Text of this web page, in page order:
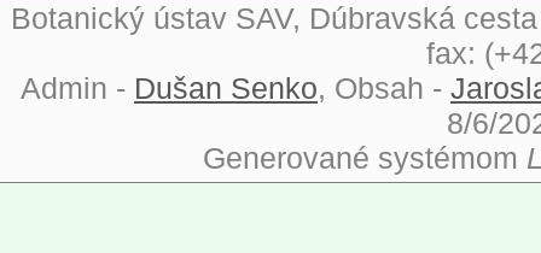
Botanický ústav SAV, Dúbravská
fax:
Admin - Dušan Senko, Obsah -
8/6/
Generované systémom